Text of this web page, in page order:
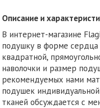
Описание и
В интернет-магазине
подушку в форме сердца
квадратной,
наволочки и размер
рекомендуемых нами
подушек
тканей обсуждается с